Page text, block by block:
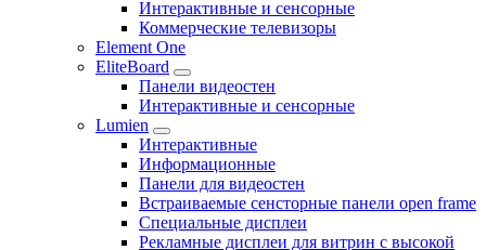
Интерактивные и сенсорные
Коммерческие телевизоры
Element One
EliteBoard
Панели видеостен
Интерактивные и сенсорные
Lumien
Интерактивные
Информационные
Панели для видеостен
Встраиваемые сенсторные панели open frame
Специальные дисплеи
Рекламные дисплеи для витрин с высокой